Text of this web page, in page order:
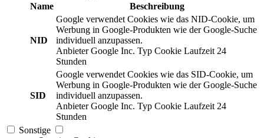
Name
Beschreibung
NID
Google verwendet Cookies wie das NID-Cookie, um
Werbung in Google-Produkten wie der Google-Suche
individuell anzupassen.
Anbieter Google Inc. Typ Cookie Laufzeit 24
Stunden
SID
Google verwendet Cookies wie das SID-Cookie, um
Werbung in Google-Produkten wie der Google-Suche
individuell anzupassen.
Anbieter Google Inc. Typ Cookie Laufzeit 24
Stunden
Sonstige